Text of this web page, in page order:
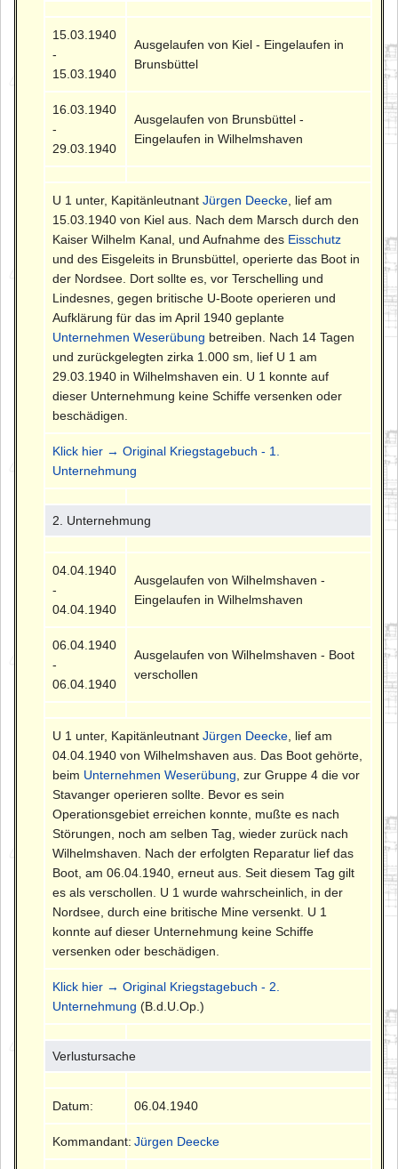
15.03.1940
-
15.03.1940
Ausgelaufen von Kiel - Eingelaufen in
Brunsbüttel
16.03.1940
-
29.03.1940
Ausgelaufen von Brunsbüttel -
Eingelaufen in Wilhelmshaven
U 1 unter, KapitänleutnantJürgen Deecke , lief am
15.03.1940 von Kiel aus. Nach dem Marsch durch den
Kaiser Wilhelm Kanal, und Aufnahme des Eisschutz
und des Eisgeleits in Brunsbüttel, operierte das Boot in
der Nordsee. Dort sollte es, vor Terschelling und
Lindesnes, gegen britische U-Boote operieren und
Aufklärung für das im April 1940 geplante
Unternehmen Weserübung betreiben. Nach 14 Tagen
und zurückgelegten zirka 1.000 sm, lief U 1 am
29.03.1940 in Wilhelmshaven ein. U 1 konnte auf
dieser Unternehmung keine Schiffe versenken oder
beschädigen.
Klick hier → Original Kriegstagebuch - 1.
Unternehmung
2. Unternehmung
04.04.1940
-
04.04.1940
Ausgelaufen von Wilhelmshaven -
Eingelaufen in Wilhelmshaven
06.04.1940
-
06.04.1940
Ausgelaufen von Wilhelmshaven - Boot
verschollen
U 1 unter, KapitänleutnantJürgen Deecke , lief am
04.04.1940 von Wilhelmshaven aus. Das Boot gehörte,
beim Unternehmen Weserübung , zur Gruppe 4 die vor
Stavanger operieren sollte. Bevor es sein
Operationsgebiet erreichen konnte, mußte es nach
Störungen, noch am selben Tag, wieder zurück nach
Wilhelmshaven. Nach der erfolgten Reparatur lief das
Boot, am 06.04.1940, erneut aus. Seit diesem Tag gilt
es als verschollen. U 1 wurde wahrscheinlich, in der
Nordsee, durch eine britische Mine versenkt. U 1
konnte auf dieser Unternehmung keine Schiffe
versenken oder beschädigen.
Klick hier → Original Kriegstagebuch - 2.
Unternehmung (B.d.U.Op.)
Verlustursache
Datum: 06.04.1940
Kommandant: Jürgen Deecke